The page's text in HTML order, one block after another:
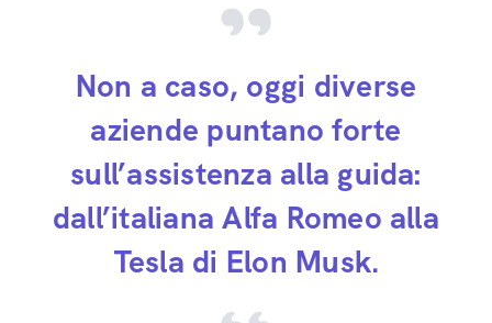
Non a caso, oggi diverse
aziende puntano forte
sull’assistenza alla guida:
dall’italiana Alfa Romeo alla
Tesla di Elon Musk.